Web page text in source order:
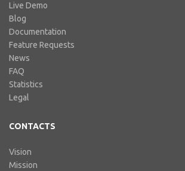
Live Demo
Blog
Documentation
Feature Requests
News
FAQ
Statistics
Legal
CONTACTS
Vision
Mission